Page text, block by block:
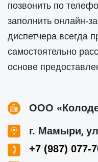
позвонить по
заполнить онлайн-
диспетчера всегда
самостоятельно
основе
ООО
г. Мамыри,
+7 (987) 077-